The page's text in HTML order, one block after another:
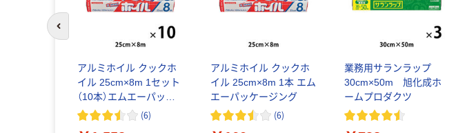
アルミホイル クックホ
イル 25cm×8m 1セット
（10本）エムエーパッケ
ージング
(6)
アルミホイル クックホ
イル 25cm×8m 1本 エム
エーパッケージング
(6)
業務用サランラップ
30cm×50m 旭化成ホ
ームプロダクツ